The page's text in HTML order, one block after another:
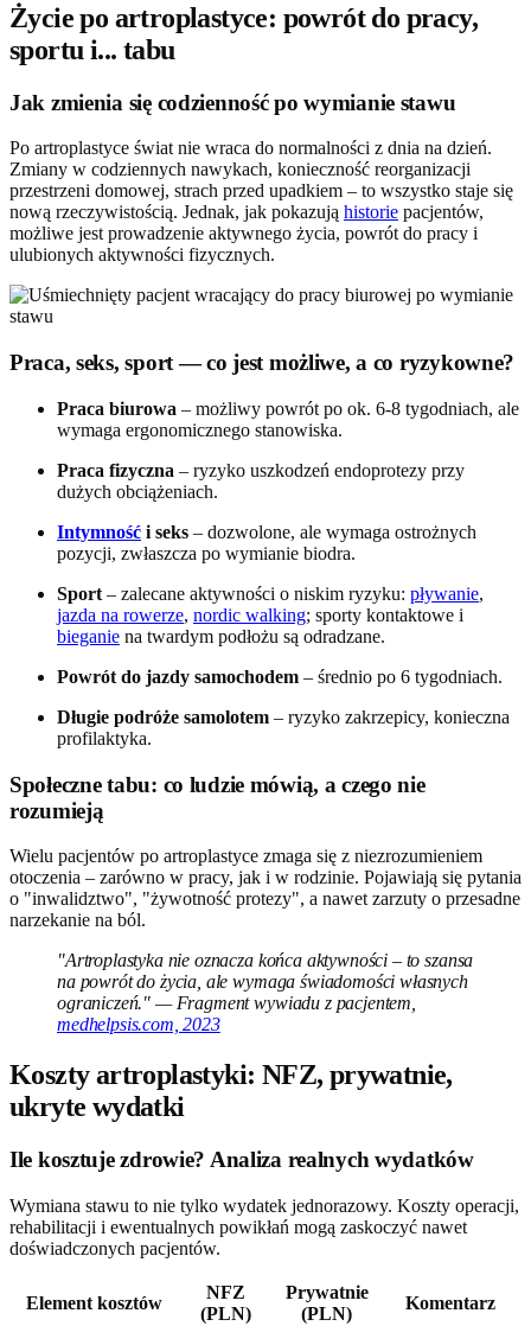
Życie po artroplastyce: powrót do pracy,
sportu i... tabu
Jak zmienia się codzienność po wymianie stawu
Po artroplastyce świat nie wraca do normalności z dnia na dzień.
Zmiany w codziennych nawykach, konieczność reorganizacji
przestrzeni domowej, strach przed upadkiem – to wszystko staje się
nową rzeczywistością. Jednak, jak pokazują historie pacjentów,
możliwe jest prowadzenie aktywnego życia, powrót do pracy i
ulubionych aktywności fizycznych.
Praca, seks, sport — co jest możliwe, a co ryzykowne?
Praca biurowa – możliwy powrót po ok. 6-8 tygodniach, ale
wymaga ergonomicznego stanowiska.
Praca fizyczna – ryzyko uszkodzeń endoprotezy przy
dużych obciążeniach.
Intymność i seks – dozwolone, ale wymaga ostrożnych
pozycji, zwłaszcza po wymianie biodra.
Sport – zalecane aktywności o niskim ryzyku: pływanie,
jazda na rowerze, nordic walking; sporty kontaktowe i
bieganie na twardym podłożu są odradzane.
Powrót do jazdy samochodem – średnio po 6 tygodniach.
Długie podróże samolotem – ryzyko zakrzepicy, konieczna
profilaktyka.
Społeczne tabu: co ludzie mówią, a czego nie
rozumieją
Wielu pacjentów po artroplastyce zmaga się z niezrozumieniem
otoczenia – zarówno w pracy, jak i w rodzinie. Pojawiają się pytania
o "inwalidztwo", "żywotność protezy", a nawet zarzuty o przesadne
narzekanie na ból.
"Artroplastyka nie oznacza końca aktywności – to szansa
na powrót do życia, ale wymaga świadomości własnych
ograniczeń." — Fragment wywiadu z pacjentem,
medhelpsis.com, 2023
Koszty artroplastyki: NFZ, prywatnie,
ukryte wydatki
Ile kosztuje zdrowie? Analiza realnych wydatków
Wymiana stawu to nie tylko wydatek jednorazowy. Koszty operacji,
rehabilitacji i ewentualnych powikłań mogą zaskoczyć nawet
doświadczonych pacjentów.
Element kosztów
NFZ
(PLN)
Prywatnie
(PLN)
Komentarz